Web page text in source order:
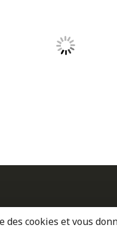
des cookies et vous